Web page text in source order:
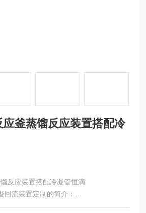
应釜蒸馏反应装置搭配冷
反应装置搭配冷凝管恒滴
回流装置定制的简介：
氧化物混合物体的分离纯化实验，即通